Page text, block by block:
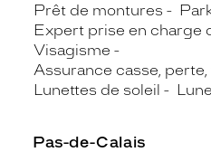
Prêt de montures
Expert prise en charge
Visagisme
Assurance casse,
Lunettes de soleil
Pas-de-Calais